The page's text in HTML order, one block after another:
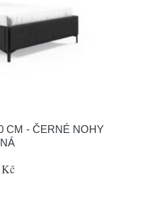
CM - ČERNÉ NOHY
Kč